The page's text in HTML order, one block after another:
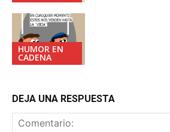
HUMOR EN
CADENA
DEJA UNA RESPUESTA